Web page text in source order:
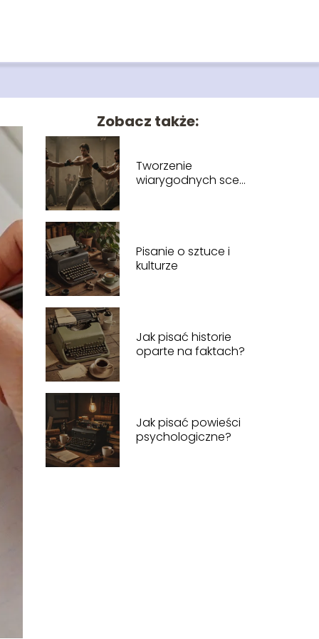
Zobacz także:
Tworzenie
wiarygodnych scen
Pisanie o sztuce i
kulturze
Jak pisać historie
oparte na faktach?
Jak pisać powieści
psychologiczne?